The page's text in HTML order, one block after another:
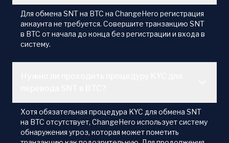
Для обмена SNT на BTC на ChangeHero регистрация
аккаунта не требуется. Совершите транзакцию SNT
в BTC от начала до конца без регистрации и входа в
систему.
Хотя обязательная процедура KYC для обмена SNT
на BTC отсутствует, ChangeHero использует систему
обнаружения угроз, которая может пометить